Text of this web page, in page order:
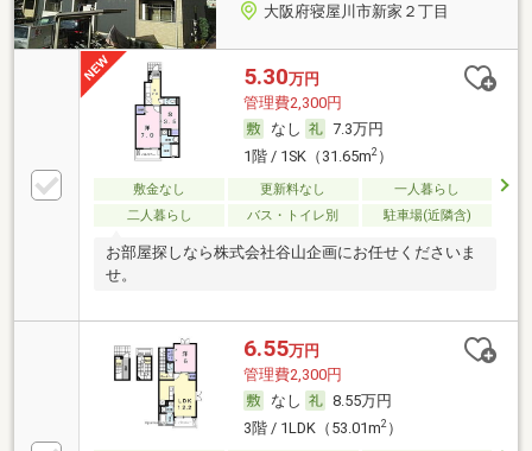
大阪府寝屋川市新家２丁目
5.30万円
管理費2,300円
なし
7.3万円
1階 / 1SK（31.65m2）
敷金なし 更新料なし
一人暮らし
二人暮らし
バス・トイレ別 駐車場(近隣含)
お部屋探しなら株式会社谷山企画にお任せくださいま
せ。
6.55万円
管理費2,300円
なし
8.55万円
3階 / 1LDK（53.01m2）